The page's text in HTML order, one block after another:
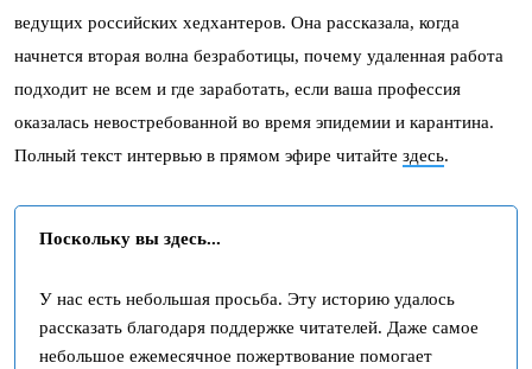
ведущих российских хедхантеров. Она рассказала, когда
начнется вторая волна безработицы, почему удаленная работа
подходит не всем и где заработать, если ваша профессия
оказалась невостребованной во время эпидемии и карантина.
Полный текст интервью в прямом эфире читайте здесь.
Поскольку вы здесь...
У нас есть небольшая просьба. Эту историю удалось
рассказать благодаря поддержке читателей. Даже самое
небольшое ежемесячное пожертвование помогает